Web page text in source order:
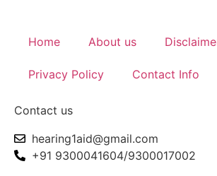
Home About us
Privacy Policy Contact Info
Contact us
hearing1aid@gmail.com
+91 9300041604/9300017002